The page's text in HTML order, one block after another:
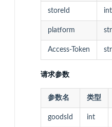
storeId int
platform
Access-Token
请求参数
参数名 类型
goodsId int